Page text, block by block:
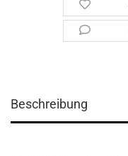
Beschreibung